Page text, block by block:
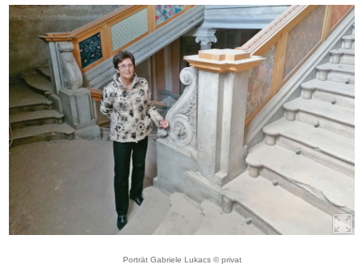
Porträt Gabriele Lukacs © privat